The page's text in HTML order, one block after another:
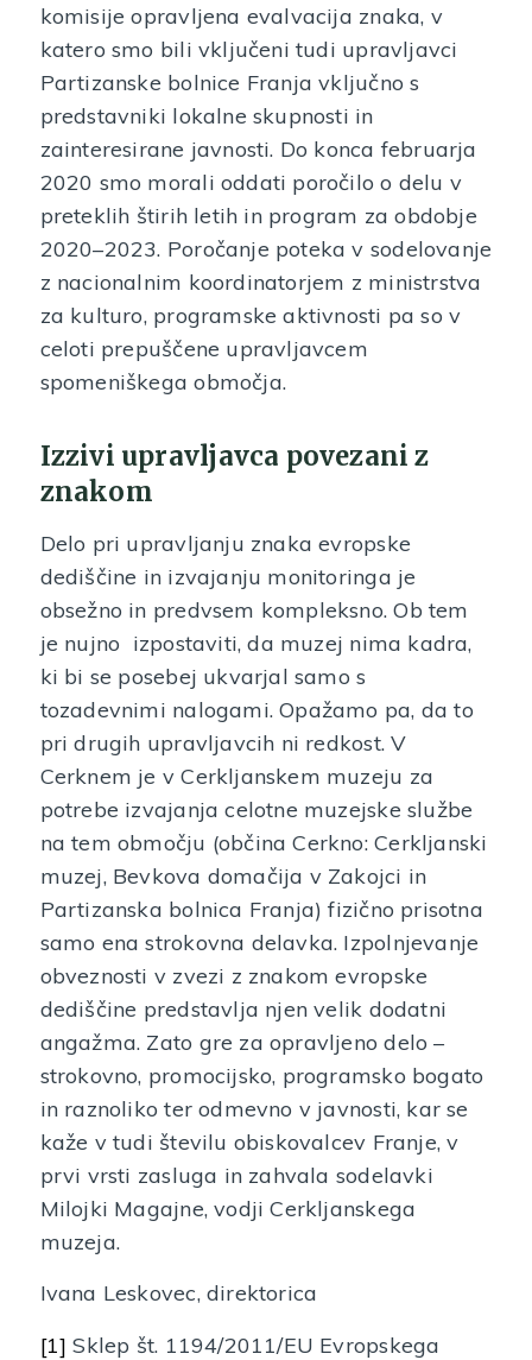
komisije opravljena evalvacija znaka, v
katero smo bili vključeni tudi upravljavci
Partizanske bolnice Franja vključno s
predstavniki lokalne skupnosti in
zainteresirane javnosti. Do konca februarja
2020 smo morali oddati poročilo o delu v
preteklih štirih letih in program za obdobje
2020–2023. Poročanje poteka v sodelovanje
z nacionalnim koordinatorjem z ministrstva
za kulturo, programske aktivnosti pa so v
celoti prepuščene upravljavcem
spomeniškega območja.
Izzivi upravljavca povezani z
znakom
Delo pri upravljanju znaka evropske
dediščine in izvajanju monitoringa je
obsežno in predvsem kompleksno. Ob tem
je nujno izpostaviti, da muzej nima kadra,
ki bi se posebej ukvarjal samo s
tozadevnimi nalogami. Opažamo pa, da to
pri drugih upravljavcih ni redkost. V
Cerknem je v Cerkljanskem muzeju za
potrebe izvajanja celotne muzejske službe
na tem območju (občina Cerkno: Cerkljanski
muzej, Bevkova domačija v Zakojci in
Partizanska bolnica Franja) fizično prisotna
samo ena strokovna delavka. Izpolnjevanje
obveznosti v zvezi z znakom evropske
dediščine predstavlja njen velik dodatni
angažma. Zato gre za opravljeno delo –
strokovno, promocijsko, programsko bogato
in raznoliko ter odmevno v javnosti, kar se
kaže v tudi številu obiskovalcev Franje, v
prvi vrsti zasluga in zahvala sodelavki
Milojki Magajne, vodji Cerkljanskega
muzeja.
Ivana Leskovec, direktorica
[1] Sklep št. 1194/2011/EU Evropskega